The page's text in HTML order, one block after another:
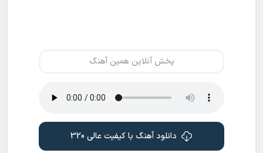
پخش آنلاین همین آهنگ
دانلود آهنگ با کیفیت عالی 320